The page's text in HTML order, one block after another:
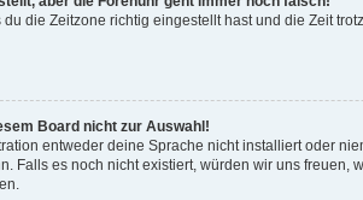
die Zeitzone richtig eingestellt hast und die Zeit
Board nicht zur Auswahl!
entweder deine Sprache nicht installiert oder
Falls es noch nicht existiert, würden wir uns